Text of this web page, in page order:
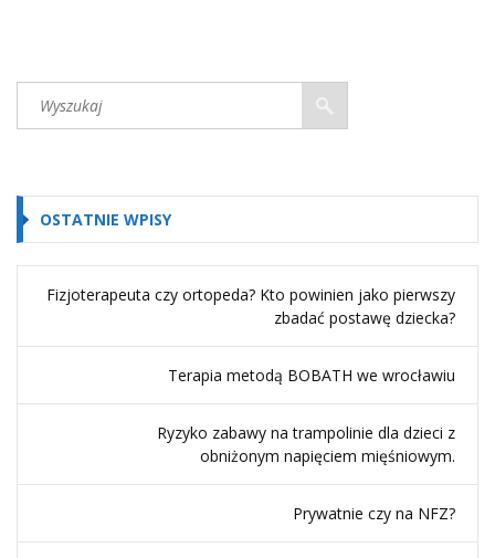
OSTATNIE WPISY
Fizjoterapeuta czy ortopeda? Kto powinien jako pierwszy
zbadać postawę dziecka?
Terapia metodą BOBATH we wrocławiu
Ryzyko zabawy na trampolinie dla dzieci z
obniżonym napięciem mięśniowym.
Prywatnie czy na NFZ?